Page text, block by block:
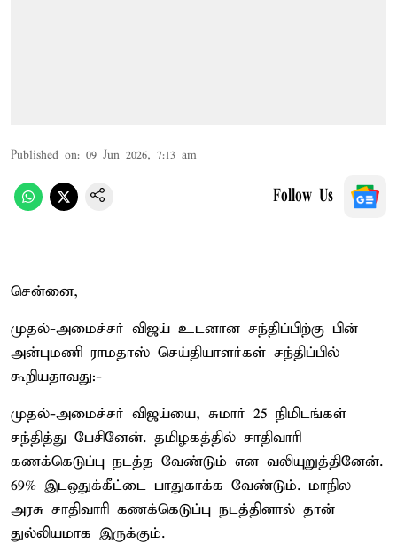
Published on: 09 Jun 2026, 7:13 am
Follow Us
சென்னை,
முதல்-அமைச்சர் விஜய் உடனான சந்திப்பிற்கு பின்
அன்புமணி ராமதாஸ் செய்தியாளர்கள் சந்திப்பில்
கூறியதாவது:-
முதல்-அமைச்சர் விஜய்யை, சுமார் 25 நிமிடங்கள்
சந்தித்து பேசினேன். தமிழகத்தில் சாதிவாரி
கணக்கெடுப்பு நடத்த வேண்டும் என வலியுறுத்தினேன்.
69% இடஒதுக்கீட்டை பாதுகாக்க வேண்டும். மாநில
அரசு சாதிவாரி கணக்கெடுப்பு நடத்தினால் தான்
துல்லியமாக இருக்கும்.